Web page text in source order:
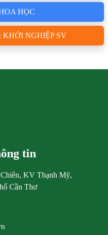
HỌC
NGHIỆP SV
tin
KV Thạnh Mỹ,
Cần Thơ